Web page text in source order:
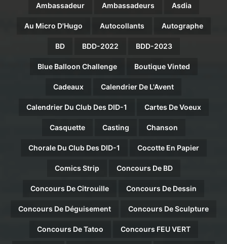
Ambassadeur Ambassadeurs Asdia
Au Micro D'Hugo Autocollants Autographe
BD BDD-2022 BDD-2023
Blue Balloon Challenge Boutique Vinted
Cadeaux Calendrier De L'Avent
Calendrier Du Club Des DID-1 Cartes De Voeux
Casquette Casting Chanson
Chorale Du Club Des DID-1 Cocotte En Papier
Comics Strip Concours De BD
Concours De Citrouille Concours De Dessin
Concours De Déguisement Concours De Sculpture
Concours De Tatoo Concours FEU VERT